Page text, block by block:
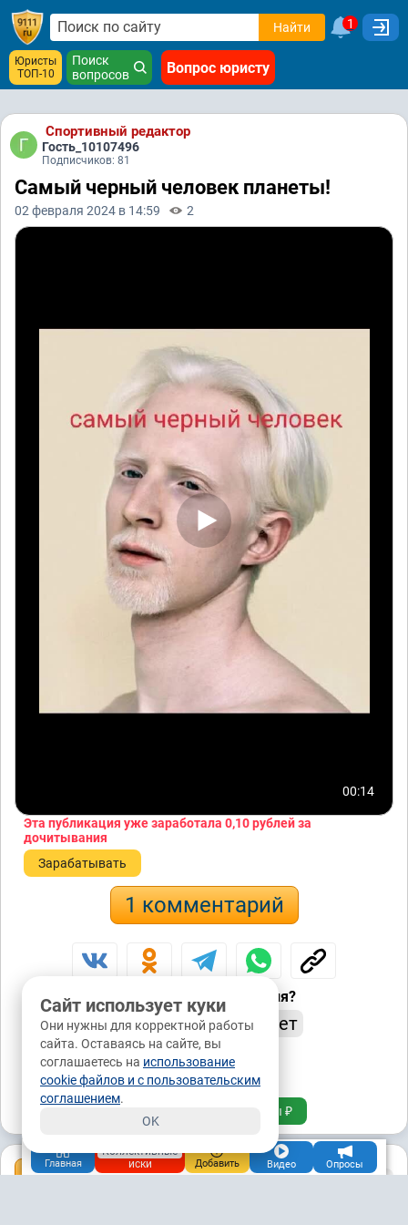
Найти 1
Юристы
ТОП-10
Поиск
вопросов
Вопрос юристу
Спортивный редактор
Гость_10107496
Подписчиков: 81
Самый черный человек планеты!
02 февраля 2024 в 14:59 2
00:14
Эта публикация уже заработала 0,10 рублейза
дочитывания
Зарабатывать
1 комментарий
Понравилась публикация?
да 10 / 0 нет
0 / 0
Донаты ₽
Комментарии: 1 Подписаться на обсуждения
Главная
Коллективные
иски
Добавить Видео Опросы
Сайт использует куки
Они нужны для корректной работы
сайта. Оставаясь на сайте, вы
соглашаетесь на использование
cookie файлов и с пользовательским
соглашением.
OK